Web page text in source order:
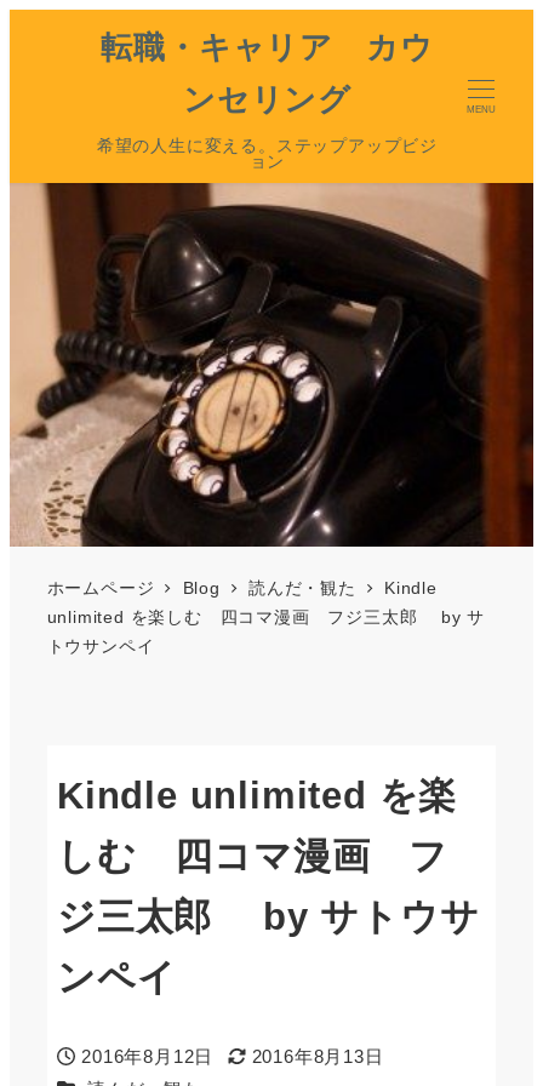
転職・キャリア カウ
ンセリング
希望の人生に変える。ステップアップビジ
ョン
MENU
ホームページ Blog 読んだ・観た
Kindle
unlimited を楽しむ 四コマ漫画 フジ三太郎 by サ
トウサンペイ
Kindle unlimited を楽
しむ 四コマ漫画 フ
ジ三太郎 by サトウサ
ンペイ
投稿日
2016年8月12日
更新日
2016年8月13日